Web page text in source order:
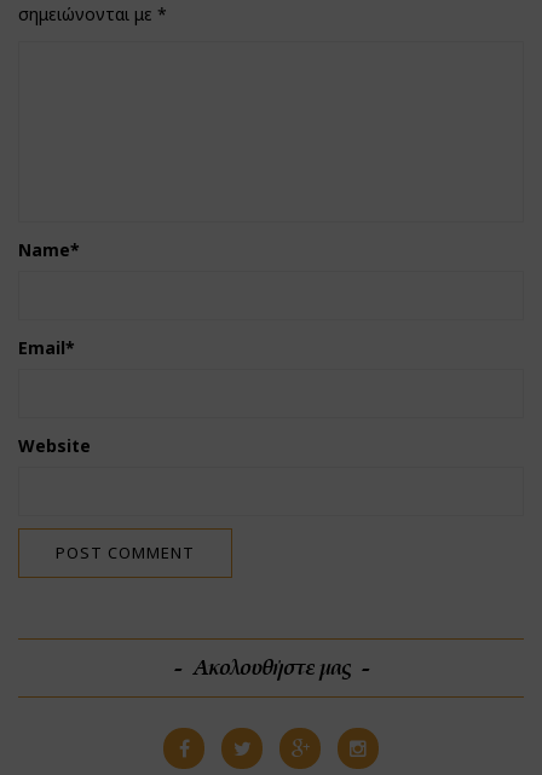
σημειώνονται με *
Name*
Email*
Website
Ακολουθήστε μας